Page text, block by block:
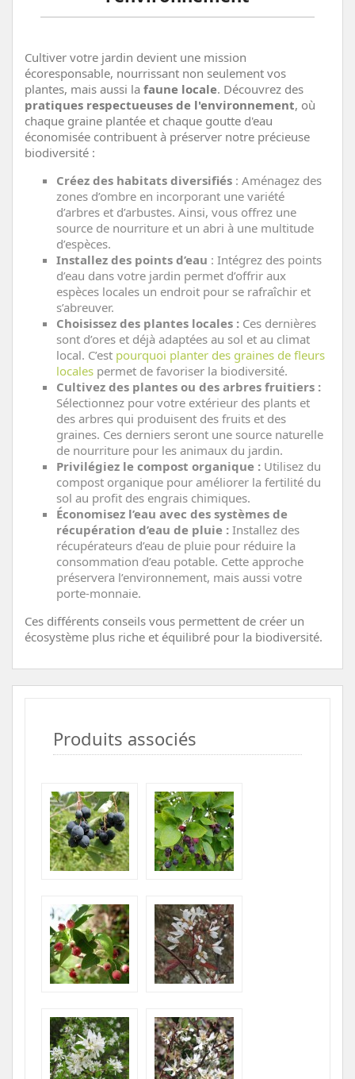
Cultiver votre jardin devient une mission
écoresponsable, nourrissant non seulement vos
plantes, mais aussi la faune locale. Découvrez des
pratiques respectueuses de l'environnement, où
chaque graine plantée et chaque goutte d'eau
économisée contribuent à préserver notre précieuse
biodiversité :
Créez des habitats diversifiés : Aménagez des
zones d’ombre en incorporant une variété
d’arbres et d’arbustes. Ainsi, vous offrez une
source de nourriture et un abri à une multitude
d’espèces.
Installez des points d’eau : Intégrez des points
d’eau dans votre jardin permet d’offrir aux
espèces locales un endroit pour se rafraîchir et
s’abreuver.
Choisissez des plantes locales : Ces dernières
sont d’ores et déjà adaptées au sol et au climat
local. C’est pourquoi planter des graines de fleurs
locales permet de favoriser la biodiversité.
Cultivez des plantes ou des arbres fruitiers :
Sélectionnez pour votre extérieur des plants et
des arbres qui produisent des fruits et des
graines. Ces derniers seront une source naturelle
de nourriture pour les animaux du jardin.
Privilégiez le compost organique : Utilisez du
compost organique pour améliorer la fertilité du
sol au profit des engrais chimiques.
Économisez l’eau avec des systèmes de
récupération d’eau de pluie : Installez des
récupérateurs d’eau de pluie pour réduire la
consommation d’eau potable. Cette approche
préservera l’environnement, mais aussi votre
porte-monnaie.
Ces différents conseils vous permettent de créer un
écosystème plus riche et équilibré pour la biodiversité.
Produits associés